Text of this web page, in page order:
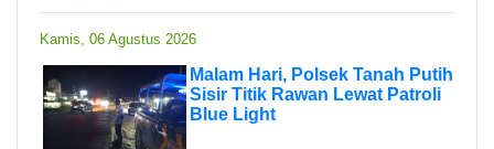
Kamis, 06 Agustus 2026
Malam Hari, Polsek Tanah Putih
Sisir Titik Rawan Lewat Patroli
Blue Light